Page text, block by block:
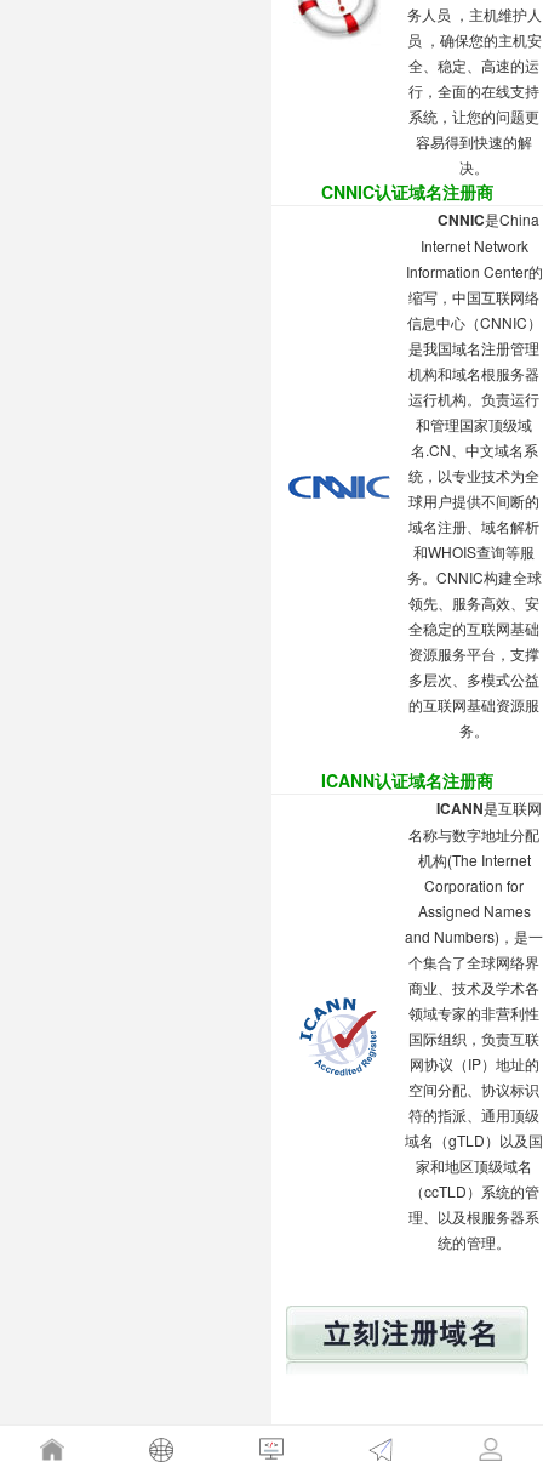
务人员 ，主机维护人
员 ，确保您的主机安
全、稳定、高速的运
行， 全面的在线支持
系统 ，让您的问题更
容易得到快速的解
决。
CNNIC认证域名注册商
CNNIC是China
Internet Network
Information Center的
缩写，中国互联网络
信息中心（CNNIC）
是我国域名注册管理
机构和域名根服务器
运行机构。负责运行
和管理国家顶级域
名.CN、中文域名系
统，以专业技术为全
球用户提供不间断的
域名注册、域名解析
和WHOIS查询等服
务。CNNIC构建全球
领先、服务高效、安
全稳定的互联网基础
资源服务平台，支撑
多层次、多模式公益
的互联网基础资源服
务。
ICANN认证域名注册商
ICANN是互联网
名称与数字地址分配
机构(The Internet
Corporation for
Assigned Names
and Numbers)，是一
个集合了全球网络界
商业、技术及学术各
领域专家的非营利性
国际组织，负责互联
网协议（IP）地址的
空间分配、协议标识
符的指派、通用顶级
域名（gTLD）以及国
家和地区顶级域名
（ccTLD）系统的管
理、以及根服务器系
统的管理。